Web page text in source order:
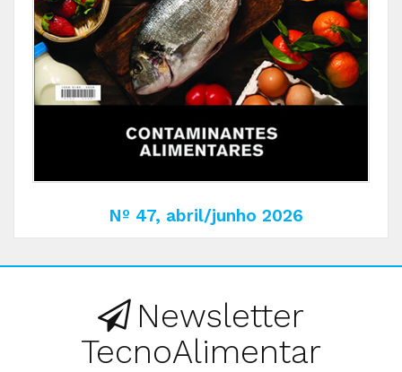
Nº 47, abril/junho 2026
Newsletter
TecnoAlimentar